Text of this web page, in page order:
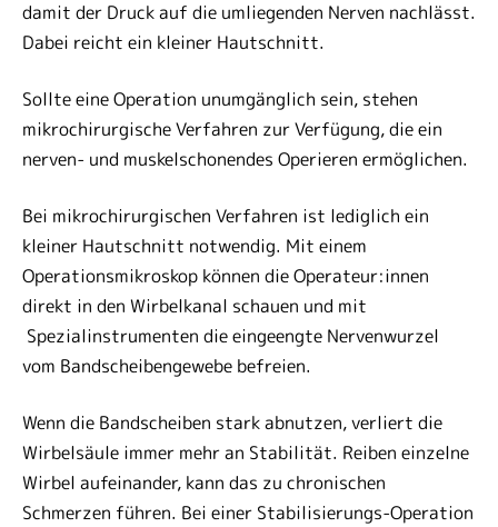
damit der Druck auf die umliegenden Nerven nachlässt.
Dabei reicht ein kleiner Hautschnitt.
Sollte eine Operation unumgänglich sein, stehen
mikrochirurgische Verfahren zur Verfügung, die ein
nerven- und muskelschonendes Operieren ermöglichen.
Bei mikrochirurgischen Verfahren ist lediglich ein
kleiner Hautschnitt notwendig. Mit einem
Operationsmikroskop können die Operateur:innen
direkt in den Wirbelkanal schauen und mit
Spezialinstrumenten die eingeengte Nervenwurzel
vom Bandscheibengewebe befreien.
Wenn die Bandscheiben stark abnutzen, verliert die
Wirbelsäule immer mehr an Stabilität. Reiben einzelne
Wirbel aufeinander, kann das zu chronischen
Schmerzen führen. Bei einer Stabilisierungs-Operation